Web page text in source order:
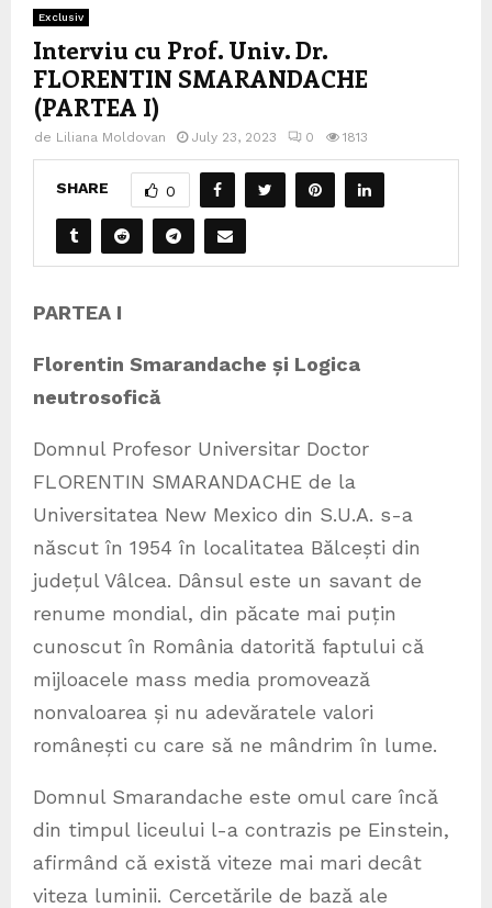
Exclusiv
Interviu cu Prof. Univ. Dr.
FLORENTIN SMARANDACHE
(PARTEA I)
de Liliana Moldovan July 23, 2023 0 1813
SHARE 0
PARTEA I
Florentin Smarandache și Logica
neutrosofică
Domnul Profesor Universitar Doctor
FLORENTIN SMARANDACHE de la
Universitatea New Mexico din S.U.A. s-a
născut în 1954 în localitatea Bălcești din
județul Vâlcea. Dânsul este un savant de
renume mondial, din păcate mai puțin
cunoscut în România datorită faptului că
mijloacele mass media promovează
nonvaloarea și nu adevăratele valori
românești cu care să ne mândrim în lume.
Domnul Smarandache este omul care încă
din timpul liceului l-a contrazis pe Einstein,
afirmând că există viteze mai mari decât
viteza luminii. Cercetările de bază ale